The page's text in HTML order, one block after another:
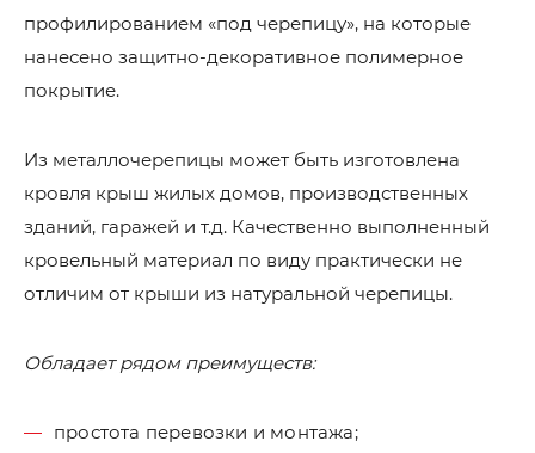
профилированием «под черепицу», на которые
нанесено защитно-декоративное полимерное
покрытие.
Из металлочерепицы может быть изготовлена
кровля крыш жилых домов, производственных
зданий, гаражей и т.д. Качественно выполненный
кровельный материал по виду практически не
отличим от крыши из натуральной черепицы.
Обладает рядом преимуществ:
простота перевозки и монтажа;